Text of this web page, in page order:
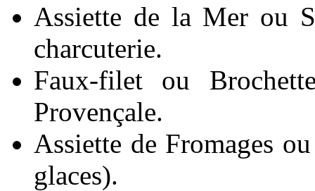
Assiette de la Mer ou
charcuterie.
Faux-filet ou
Provençale.
Assiette de Fromages
glaces).